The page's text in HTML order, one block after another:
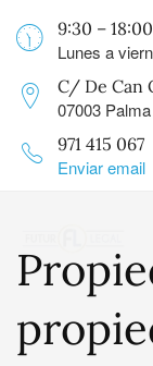
9:30 – 18:00
Lunes a
C/ De Can
07003
971 415 067
Enviar email